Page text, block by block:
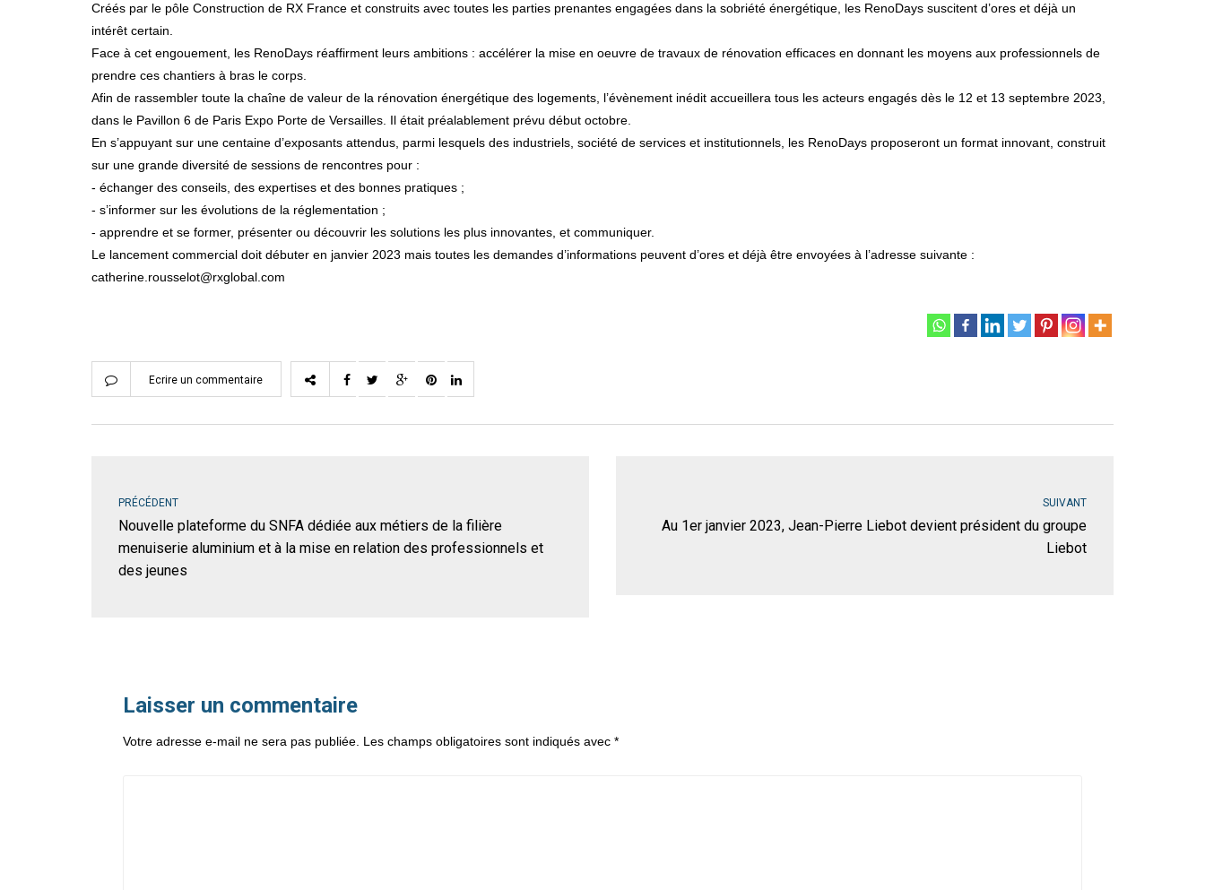
Créés par le pôle Construction de RX France et construits avec toutes les parties prenantes engagées dans la sobriété énergétique, les RenoDays suscitent d’ores et déjà un
intérêt certain.
Face à cet engouement, les RenoDays réaffirment leurs ambitions : accélérer la mise en oeuvre de travaux de rénovation efficaces en donnant les moyens aux professionnels de
prendre ces chantiers à bras le corps.
Afin de rassembler toute la chaîne de valeur de la rénovation énergétique des logements, l’évènement inédit accueillera tous les acteurs engagés dès le 12 et 13 septembre 2023,
dans le Pavillon 6 de Paris Expo Porte de Versailles. Il était préalablement prévu début octobre.
En s’appuyant sur une centaine d’exposants attendus, parmi lesquels des industriels, société de services et institutionnels, les RenoDays proposeront un format innovant, construit
sur une grande diversité de sessions de rencontres pour :
- échanger des conseils, des expertises et des bonnes pratiques ;
- s’informer sur les évolutions de la réglementation ;
- apprendre et se former, présenter ou découvrir les solutions les plus innovantes, et communiquer.
Le lancement commercial doit débuter en janvier 2023 mais toutes les demandes d’informations peuvent d’ores et déjà être envoyées à l’adresse suivante :
catherine.rousselot@rxglobal.com
Ecrire un commentaire
PRÉCÉDENT
Nouvelle plateforme du SNFA dédiée aux métiers de la filière
menuiserie aluminium et à la mise en relation des professionnels et
des jeunes
SUIVANT
Au 1er janvier 2023, Jean-Pierre Liebot devient président du groupe
Liebot
Laisser un commentaire
Votre adresse e-mail ne sera pas publiée. Les champs obligatoires sont indiqués avec *